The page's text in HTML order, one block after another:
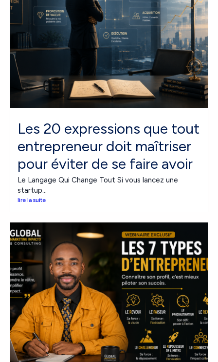
Les 20 expressions que tout
entrepreneur doit maîtriser
pour éviter de se faire avoir
Le Langage Qui Change Tout Si vous lancez une
startup...
lire la suite